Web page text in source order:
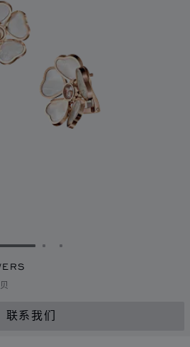
转到幻灯片 1转到幻灯片 2
转到幻灯片 3
联系我们